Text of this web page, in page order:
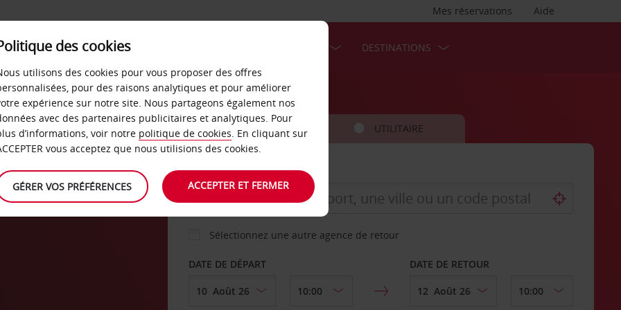
Aide
Mes réservations
LIBRE-SERVICE DESTINATIONS
VOITURE UTILITAIRE
AGENCE DE DÉPART
Sélectionnez une autre agence de retour
DATE DE DÉPART DATE DE RETOUR
des cookies
utilisons des cookies pour vous proposer des offres
pour des raisons analytiques et pour améliorer
expérience sur notre site. Nous partageons également nos
avec des partenaires publicitaires et analytiques. Pour
d’informations, voir notre politique de cookies. En cliquant sur
vous acceptez que nous utilisions des cookies.
GÉRER VOS PRÉFÉRENCES ACCEPTER ET FERMER